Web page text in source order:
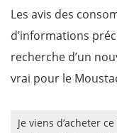
Les avis des
d’informations
recherche d’un
vrai pour le
Je viens d’acheter ce